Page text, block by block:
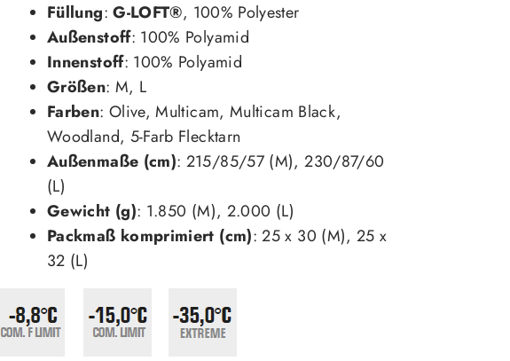
Füllung:G-LOFT®, 100% Polyester
Außenstoff: 100% Polyamid
Innenstoff: 100% Polyamid
Größen: M, L
Farben: Olive, Multicam, Multicam Black,
Woodland, 5-Farb Flecktarn
Außenmaße (cm): 215/85/57 (M), 230/87/60
(L)
Gewicht (g): 1.850 (M), 2.000 (L)
Packmaß komprimiert (cm): 25 x 30 (M), 25 x
32 (L)